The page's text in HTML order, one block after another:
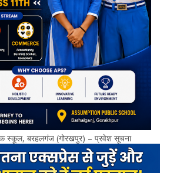
स्कूल, बरहलगंज (गोरखपुर) – प्रवेश सूचना